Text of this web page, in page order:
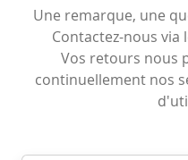
Une remarque, une
Contactez-nous via
Vos retours nous
continuellement nos